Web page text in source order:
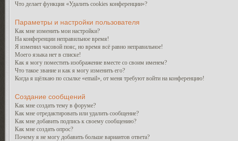
Что делает функция «Удалить cookies конференции»?
Параметры и настройки пользователя
Как мне изменить мои настройки?
На конференции неправильное время!
Я изменил часовой пояс, но время всё равно неправильное!
Моего языка нет в списке!
Как я могу поместить изображение вместе со своим именем?
Что такое звание и как я могу изменить его?
Когда я щёлкаю по ссылке «email», от меня требуют войти на конференцию!
Создание сообщений
Как мне создать тему в форуме?
Как мне отредактировать или удалить сообщение?
Как мне добавить подпись к своему сообщению?
Как мне создать опрос?
Почему я не могу добавить больше вариантов ответа?